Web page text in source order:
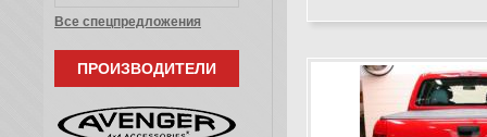
Все спецпредложения
ПРОИЗВОДИТЕЛИ